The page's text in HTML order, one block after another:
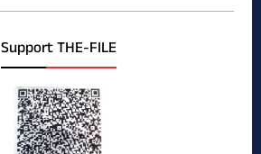
Support THE-FILE